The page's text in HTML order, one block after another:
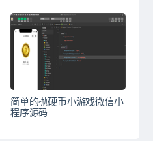
简单的抛硬币小游戏微信小
程序源码